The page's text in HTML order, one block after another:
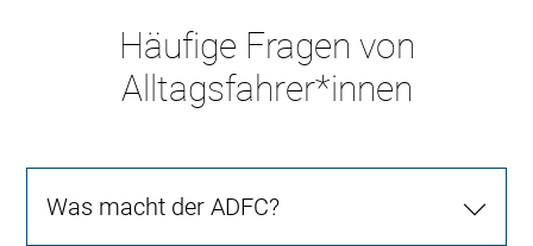
Häufige Fragen von
Alltagsfahrer*innen
Was macht der ADFC?